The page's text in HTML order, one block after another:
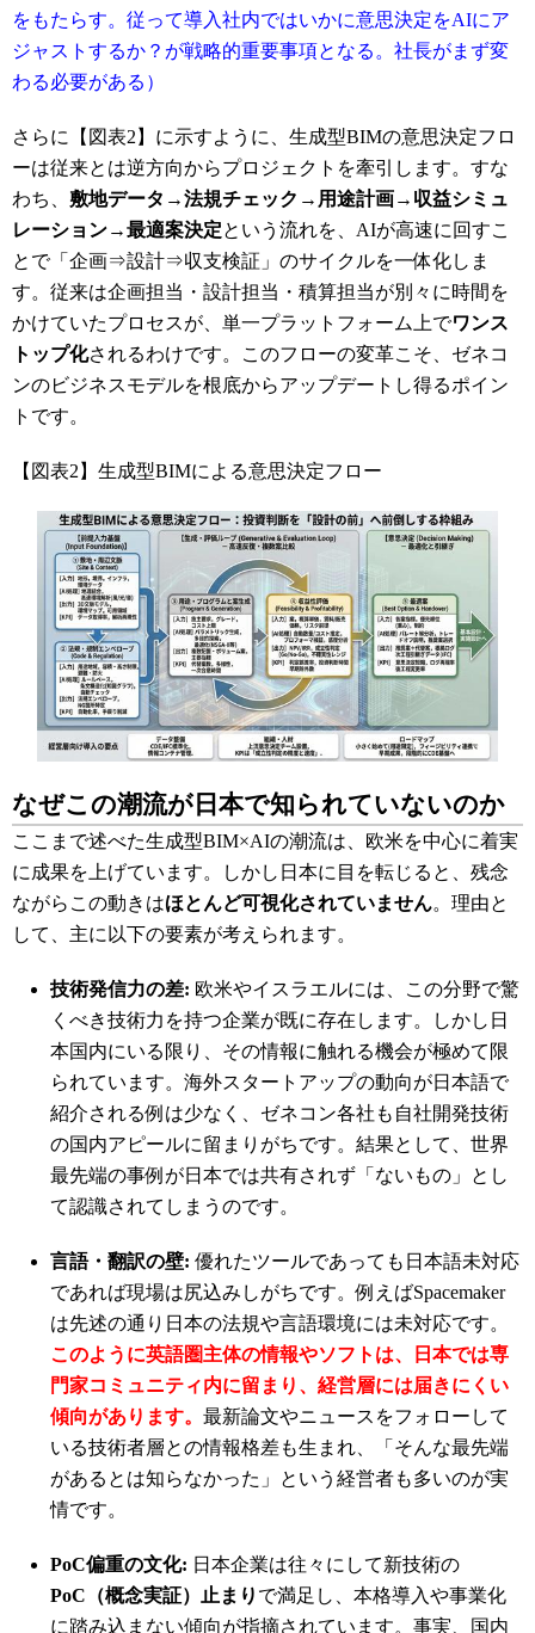
をもたらす。従って導入社内ではいかに意思決定をAIにア
ジャストするか？が戦略的重要事項となる。社長がまず変
わる必要がある）
さらに【図表2】に示すように、生成型BIMの意思決定フロ
ーは従来とは逆方向からプロジェクトを牽引します。すな
わち、 敷地データ→法規チェック→用途計画→収益シミュ
レーション→最適案決定という流れを、AIが高速に回すこ
とで「企画⇒設計⇒収支検証」のサイクルを一体化しま
す。従来は企画担当・設計担当・積算担当が別々に時間を
かけていたプロセスが、単一プラットフォーム上でワンス
トップ化されるわけです。このフローの変革こそ、ゼネコ
ンのビジネスモデルを根底からアップデートし得るポイン
トです。
【図表2】生成型BIMによる意思決定フロー
なぜこの潮流が日本で知られていないのか
ここまで述べた生成型BIM×AIの潮流は、欧米を中心に着実
に成果を上げています。しかし日本に目を転じると、残念
ながらこの動きはほとんど可視化されていません。理由と
して、主に以下の要素が考えられます。
技術発信力の差: 欧米やイスラエルには、この分野で驚
くべき技術力を持つ企業が既に存在します。しかし日
本国内にいる限り、その情報に触れる機会が極めて限
られています。海外スタートアップの動向が日本語で
紹介される例は少なく、ゼネコン各社も自社開発技術
の国内アピールに留まりがちです。結果として、世界
最先端の事例が日本では共有されず「ないもの」とし
て認識されてしまうのです。
言語・翻訳の壁: 優れたツールであっても日本語未対応
であれば現場は尻込みしがちです。例えばSpacemaker
は先述の通り日本の法規や言語環境には未対応です。
このように英語圏主体の情報やソフトは、日本では専
門家コミュニティ内に留まり、経営層には届きにくい
傾向があります。 最新論文やニュースをフォローして
いる技術者層との情報格差も生まれ、「そんな最先端
があるとは知らなかった」という経営者も多いのが実
情です。
PoC偏重の文化: 日本企業は往々にして新技術の
PoC（概念実証）止まり で満足し、本格導入や事業化
に踏み込まない傾向が指摘されています。事実、国内